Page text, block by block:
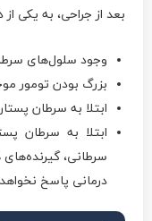
بعد از جراحی، به یکی از
وجود سلول‌های
بزرگ بودن تومور
ابتلا به سرطان
ابتلا به سرطان
سرطانی،
درمانی پاسخ